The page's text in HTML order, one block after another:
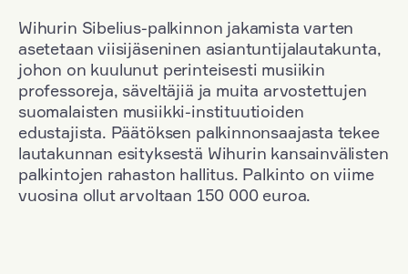
Wihurin Sibelius-palkinnon jakamista varten
asetetaan viisijäseninen asiantuntijalautakunta,
johon on kuulunut perinteisesti musiikin
professoreja, säveltäjiä ja muita arvostettujen
suomalaisten musiikki-instituutioiden
edustajista. Päätöksen palkinnonsaajasta tekee
lautakunnan esityksestä Wihurin kansainvälisten
palkintojen rahaston hallitus. Palkinto on viime
vuosina ollut arvoltaan 150 000 euroa.